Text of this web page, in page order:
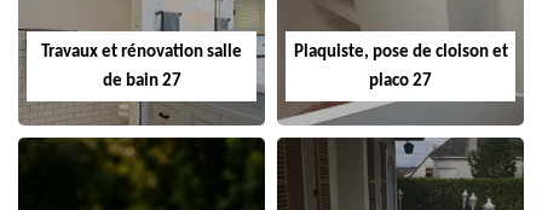
Travaux et rénovation salle
de bain 27
Plaquiste, pose de cloison et
placo 27